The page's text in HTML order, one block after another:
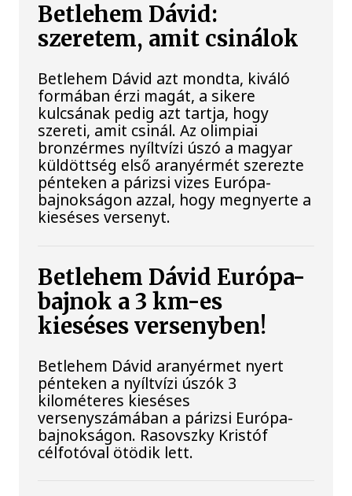
Betlehem Dávid:
szeretem, amit csinálok
Betlehem Dávid azt mondta, kiváló
formában érzi magát, a sikere
kulcsának pedig azt tartja, hogy
szereti, amit csinál. Az olimpiai
bronzérmes nyíltvízi úszó a magyar
küldöttség első aranyérmét szerezte
pénteken a párizsi vizes Európa-
bajnokságon azzal, hogy megnyerte a
kieséses versenyt.
Betlehem Dávid Európa-
bajnok a 3 km-es
kieséses versenyben!
Betlehem Dávid aranyérmet nyert
pénteken a nyíltvízi úszók 3
kilométeres kieséses
versenyszámában a párizsi Európa-
bajnokságon. Rasovszky Kristóf
célfotóval ötödik lett.